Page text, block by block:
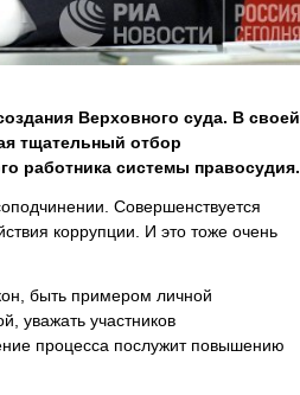
Верховного суда. В своей
тщательный отбор
работника системы правосудия.
Совершенствуется
коррупции. И это тоже очень
быть примером личной
уважать участников
процесса послужит повышению